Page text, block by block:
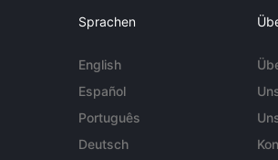
Sprachen
English
Español
Português
Deutsch